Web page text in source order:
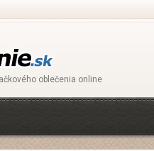
oblečenia online